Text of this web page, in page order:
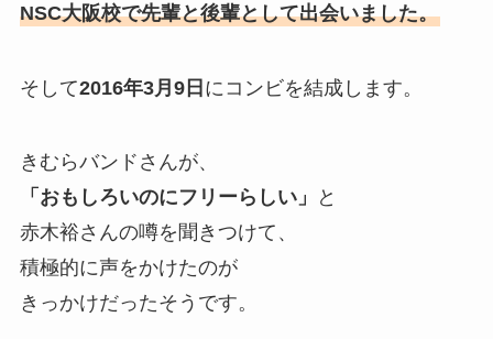
NSC大阪校で先輩と後輩として出会いました。
そして2016年3月9日 にコンビを結成します。
きむらバンドさんが、
「おもしろいのにフリーらしい」
と
赤木裕さんの噂を聞きつけて、
積極的に声をかけたのが
きっかけだったそうです。